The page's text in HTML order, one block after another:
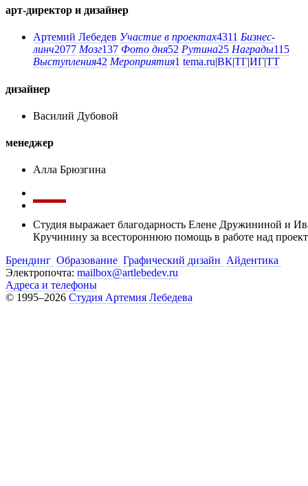
арт-директор и дизайнер
Артемий Лебедев Участие в проектах4311 Бизнес-
линч2077 Мозг137 Фото дня52 Рутина25 Награды115
Выступления42 Мероприятия1 tema.ru|ВК|ТГ|ИГ|ТТ
дизайнер
Василий Дубовой
менеджер
Алла Брюзгина
Студия выражает благодарность Елене Дружининой и
Кручинину за всестороннюю помощь в работе над
Брендинг Образование Графический дизайн Айдентика
Электропочта: mailbox@artlebedev.ru
Адреса и телефоны
© 1995–2026 Студия Артемия Лебедева